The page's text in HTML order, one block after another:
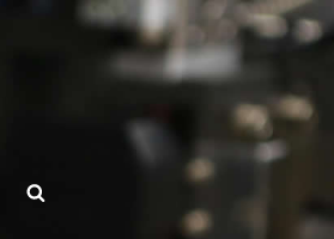
Аккумуляторные Блок